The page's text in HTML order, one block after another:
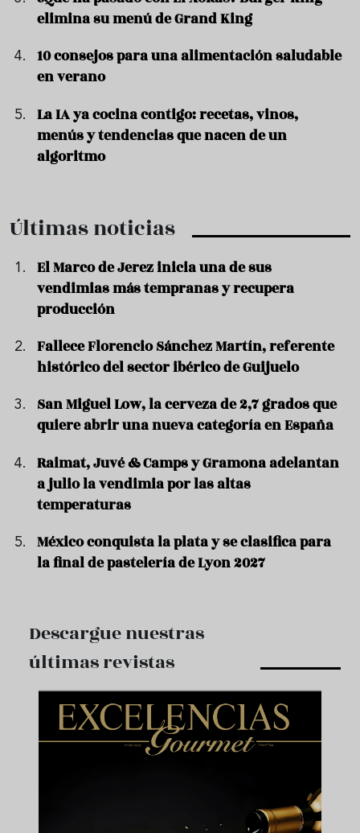
elimina su menú de Grand King
10 consejos para una alimentación saludable
en verano
La IA ya cocina contigo: recetas, vinos,
menús y tendencias que nacen de un
algoritmo
Últimas noticias
El Marco de Jerez inicia una de sus
vendimias más tempranas y recupera
producción
Fallece Florencio Sánchez Martín, referente
histórico del sector ibérico de Guijuelo
San Miguel Low, la cerveza de 2,7 grados que
quiere abrir una nueva categoría en España
Raimat, Juvé & Camps y Gramona adelantan
a julio la vendimia por las altas
temperaturas
México conquista la plata y se clasifica para
la final de pastelería de Lyon 2027
Descargue nuestras
últimas revistas